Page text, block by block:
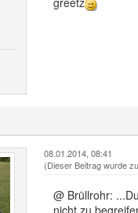
08.01.2014, 08:41
(Dieser Beitrag wurde
@ Brüllrohr:
nicht zu